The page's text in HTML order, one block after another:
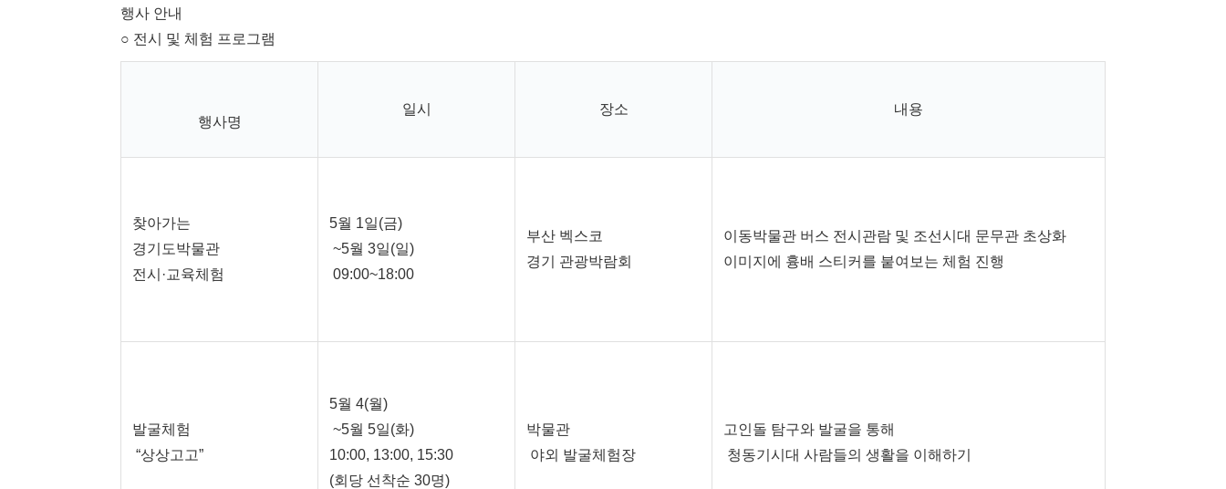
행사 안내
○ 전시 및 체험 프로그램
행사명
일시 장소 내용
찾아가는
경기도박물관
전시·교육체험
5월 1일(금)
~5월 3일(일)
09:00~18:00
부산 벡스코
경기 관광박람회
이동박물관 버스 전시관람 및 조선시대 문무관 초상화
이미지에 흉배 스티커를 붙여보는 체험 진행
발굴체험
“상상고고”
5월 4(월)
~5월 5일(화)
10:00, 13:00, 15:30
(회당 선착순 30명)
박물관
야외 발굴체험장
고인돌 탐구와 발굴을 통해
청동기시대 사람들의 생활을 이해하기